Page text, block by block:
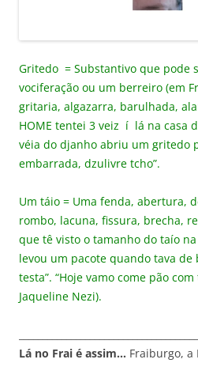
Gritedo = Substantivo que pode
vociferação ou um berreiro (em
gritaria, algazarra, barulhada,
HOME tentei 3 veiz í lá na casa
véia do djanho abriu um gritedo
embarrada, dzulivre tcho”.
Um táio = Uma fenda, abertura,
rombo, lacuna, fissura, brecha,
que tê visto o tamanho do taío
levou um pacote quando tava
testa”. “Hoje vamo come pão com
Jaqueline Nezi).
Lá no Frai é assim… Fraiburgo, a